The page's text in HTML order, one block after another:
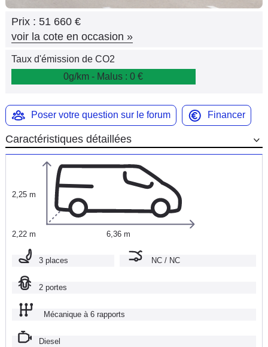
Prix : 51 660 €
voir la cote en occasion »
Taux d'émission de CO2
0g/km - Malus : 0 €
Poser votre question sur le forum Financer
Caractéristiques détaillées
2,25 m
2,22 m 6,36 m
3 places NC / NC
2 portes
Mécanique à 6 rapports
Diesel